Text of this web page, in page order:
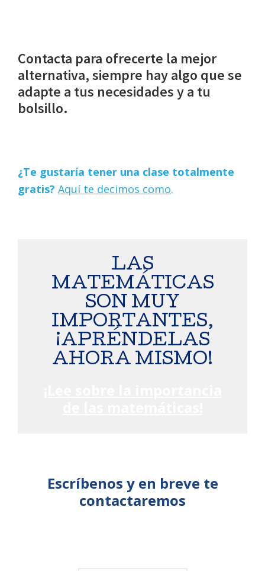
Contacta para ofrecerte la mejor
alternativa, siempre hay algo que se
adapte a tus necesidades y a tu
bolsillo.
¿Te gustaría tener una clase totalmente
gratis? Aquíte decimos como.
LAS
MATEMÁTICAS
SON MUY
IMPORTANTES,
¡APRÉNDELAS
AHORA MISMO!
Escríbenos y en breve te
contactaremos